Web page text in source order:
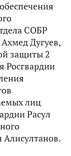
СОБР
Дугуев,
защиты 2
Росгвардии
лиц
Расул
Алисултанов.